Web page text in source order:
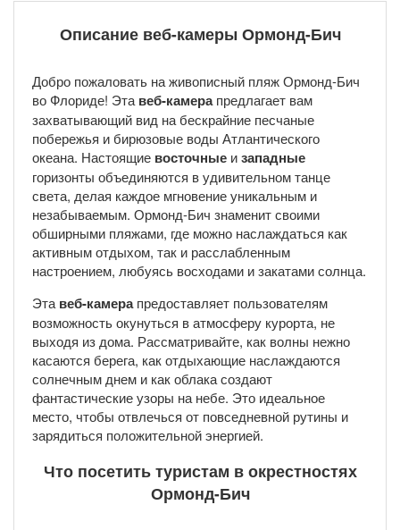
Описание веб-камеры Ормонд-Бич
Добро пожаловать на живописный пляж Ормонд-Бич
во Флориде! Эта веб-камерапредлагает вам
захватывающий вид на бескрайние песчаные
побережья и бирюзовые воды Атлантического
океана. Настоящие восточные изападные
горизонты объединяются в удивительном танце
света, делая каждое мгновение уникальным и
незабываемым. Ормонд-Бич знаменит своими
обширными пляжами, где можно наслаждаться как
активным отдыхом, так и расслабленным
настроением, любуясь восходами и закатами солнца.
Эта веб-камерапредоставляет пользователям
возможность окунуться в атмосферу курорта, не
выходя из дома. Рассматривайте, как волны нежно
касаются берега, как отдыхающие наслаждаются
солнечным днем и как облака создают
фантастические узоры на небе. Это идеальное
место, чтобы отвлечься от повседневной рутины и
зарядиться положительной энергией.
Что посетить туристам в окрестностях
Ормонд-Бич